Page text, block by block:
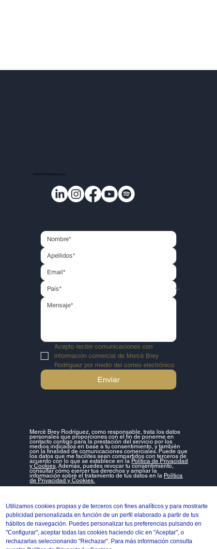
contacto@mercebrey.com
Acepto recibir comunicaciones con
información comercial de Mercè Brey
Rodríguez por medio del correo electrónico.
Enviar
Mercè Brey Rodríguez, como responsable, trata los datos
personales que proporciones con el fin de ponerme en
contacto contigo para la prestación del servicio por los
medios indicados en base a tu consentimiento, y también
con la finalidad de comunicaciones comerciales. Puede que
los datos que me facilites sean compartidos con terceros de
acuerdo con lo que se establece en la Política de Privacidad
y Cookies. Además, puedes revocar tu consentimiento,
consultar cómo ejercer tus derechos y ampliar la
información sobre el tratamiento de tus datos en la Política
de Privacidad y Cookies.
Utilizamos cookies propias y de terceros con fines analíticos y para mostrarte
publicidad personalizada en función de un perfil elaborado a partir de tus
hábitos de navegación. Puedes personalizar tus preferencias pulsando en
"Configurar", aceptar todas las cookies haciendo clic en "Aceptar", o
rechazarlas seleccionando "Rechazar". Para más información consulta